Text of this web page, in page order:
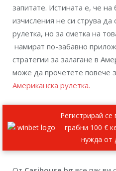
запитате. Истината е, че
изчисления не си струва да
рулетка, но за сметка на
намират по-забавно
стратегии за залагане в
може да прочетете повече
Американска рулетка.
Регистрирай се
грабни 100 €
нужда от